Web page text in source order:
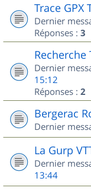
Trace GPX
Dernier
Réponses : 3
Recherche
Dernier
15:12
Réponses : 2
Bergerac
Dernier
La Gurp
Dernier
13:44